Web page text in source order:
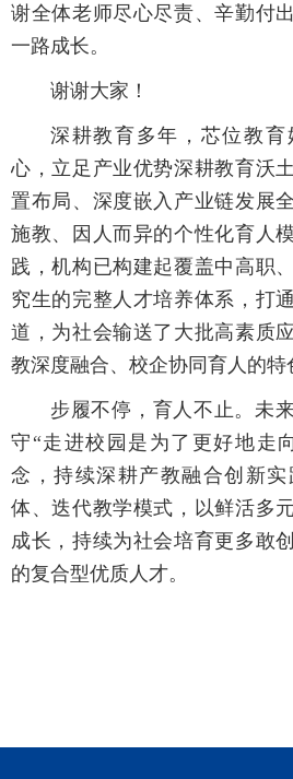
谢全体老师尽心尽责、辛勤付
一路成长。
谢谢大家！
深耕教育多年，芯位教
心，立足产业优势深耕教育沃
置布局、深度嵌入产业链发展
施教、因人而异的个性化育人
践，机构已构建起覆盖中高职
究生的完整人才培养体系，打
道，为社会输送了大批高素质
教深度融合、校企协同育人的特
步履不停，育人不止。未
守“走进校园是为了更好地走
念，持续深耕产教融合创新
体、迭代教学模式，以鲜活多
成长，持续为社会培育更多敢
的复合型优质人才。